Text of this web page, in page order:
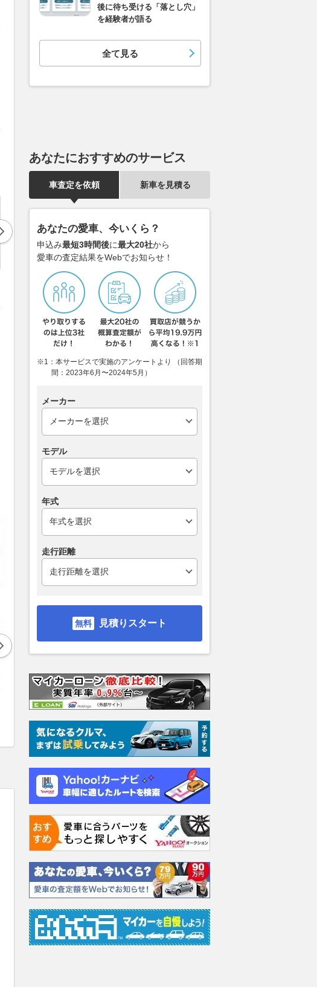
Moto3イギリス予選｜スコッ
ト・オグデン、今季初ポー
ル！ 山中琉聖、Q2直行も12
番手中団スタート
2026.08.08 motorsport.com 日本版
新型CX-5対フォレスター!! 人
気国産SUVのポイントは上質感
か悪路性能か？
2026.08.08 ベストカーWeb
ダイハツ ムーヴキャン
バス 660 ストライプス
支払総額
9万円
ロールスロイス ゴース
ト ロールスロイス ゴ
ースト(第1世代 / RR4)
支払総額
905.1万円
ホンダ NSX 3.0
支払総額
898
後に待ち受ける「落とし穴」
を経験者が語る
全て見る
あなたにおすすめのサービス
車査定を依頼 新車を見積る
あなたの愛車、今いくら？
申込み最短3時間後に最大20社から
愛車の査定結果をWebでお知らせ！
※1：本サービスで実施のアンケートより （回答期
間：2023年6月〜2024年5月）
メーカー
モデル
年式
走行距離
見積りスタート